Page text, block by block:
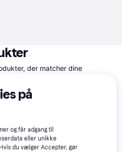
der matcher dine
på
og får adgang til
eller unikke
du vælger Accepter, gør